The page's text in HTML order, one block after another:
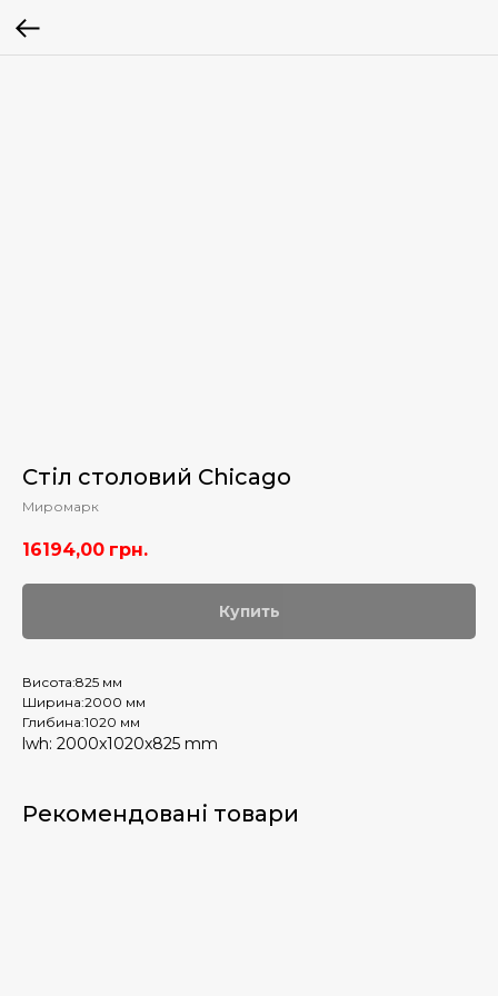
Стіл столовий Chicago
Миромарк
16194,00 грн.
Купить
Висота:825 мм
Ширина:2000 мм
Глибина:1020 мм
lwh: 2000x1020x825 mm
Рекомендовані товари